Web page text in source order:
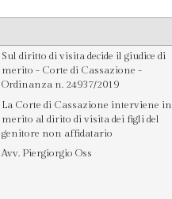
Sul diritto di visita decide il giudice di
merito - Corte di Cassazione -
Ordinanza n. 24937/2019
La Corte di Cassazione interviene in
merito al dirito di visita dei figli del
genitore non affidatario
Avv. Piergiorgio Oss